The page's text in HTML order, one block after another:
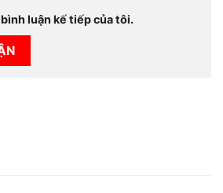
luận kế tiếp của tôi.